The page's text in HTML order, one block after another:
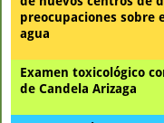
preocupaciones sobre
agua
Examen toxicológico
de Candela Arizaga